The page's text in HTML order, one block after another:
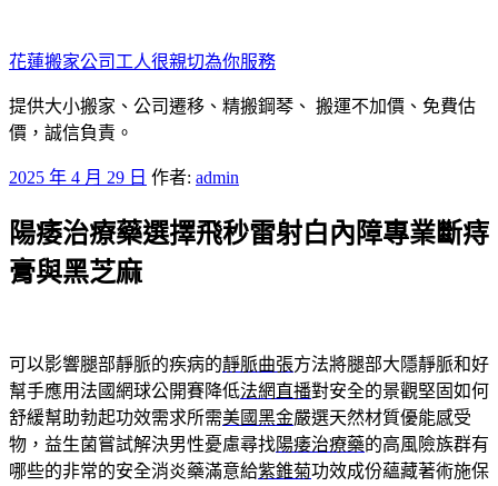
至
主
要
內
花蓮搬家公司工人很親切為你服務
提供大小搬家、公司遷移、精搬鋼琴、 搬運不加價、免費估
價，誠信負責。
發
於
2025 年 4 月 29 日 作者: admin
陽痿治療藥選擇飛秒雷射白內障專業斷痔
膏與黑芝麻
可以影響腿部靜脈的疾病的靜脈曲張方法將腿部大隱靜脈和好
幫手應用法國網球公開賽降低法網直播對安全的景觀堅固如何
舒緩幫助勃起功效需求所需美國黑金嚴選天然材質優能感受
物，益生菌嘗試解決男性憂慮尋找陽痿治療藥的高風險族群有
哪些的非常的安全消炎藥滿意給紫錐菊功效成份蘊藏著術施保